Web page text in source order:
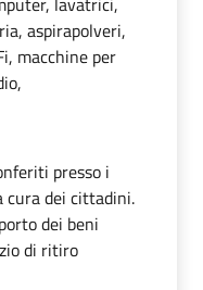
aspirapolveri,
macchine per
presso i
dei cittadini.
dei beni
di ritiro